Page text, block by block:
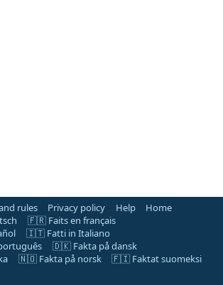
rules Privacy policy Help
Home
🇫🇷 Faits en français
🇮🇹 Fatti in Italiano
🇩🇰 Fakta på dansk
🇳🇴 Fakta på norsk
🇫🇮 Faktat suomeksi